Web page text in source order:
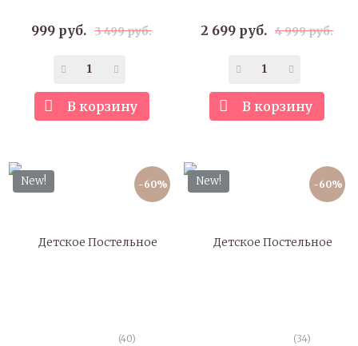
999 руб. 3 499 руб.
В корзину
2 699 руб. 4 999 руб.
В корзину
New! -60%
(40)
New! -60%
(34)